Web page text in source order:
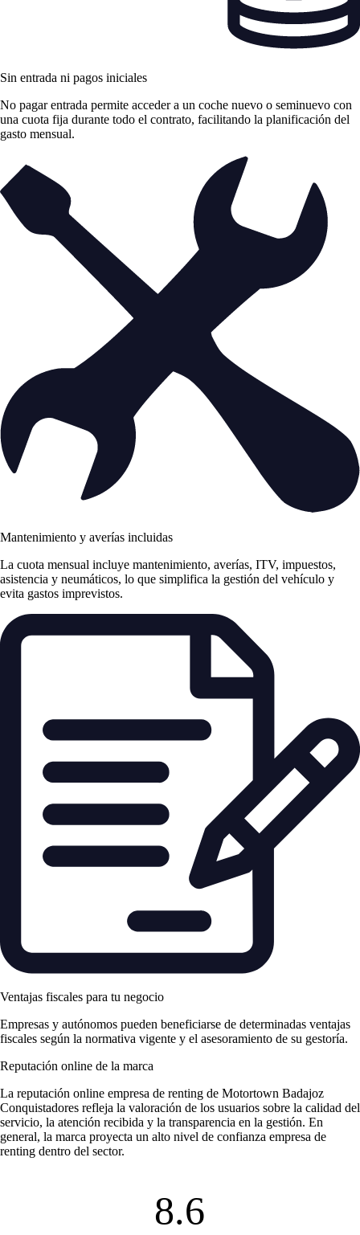
Sin entrada ni pagos iniciales
No pagar entrada permite acceder a un coche nuevo o seminuevo con
una cuota fija durante todo el contrato, facilitando la planificación del
gasto mensual.
Mantenimiento y averías incluidas
La cuota mensual incluye mantenimiento, averías, ITV, impuestos,
asistencia y neumáticos, lo que simplifica la gestión del vehículo y
evita gastos imprevistos.
Ventajas fiscales para tu negocio
Empresas y autónomos pueden beneficiarse de determinadas ventajas
fiscales según la normativa vigente y el asesoramiento de su gestoría.
Reputación online de la marca
La reputación online empresa de renting de Motortown Badajoz
Conquistadores refleja la valoración de los usuarios sobre la calidad del
servicio, la atención recibida y la transparencia en la gestión. En
general, la marca proyecta un alto nivel de confianza empresa de
renting dentro del sector.
8.6